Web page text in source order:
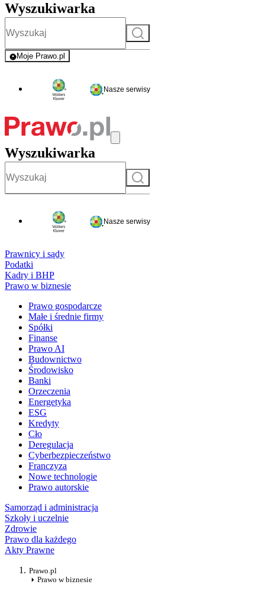
Wyszukiwarka
Szukaj
Moje Prawo.pl
- rejestracja i logowanie do serwisu
Nasze serwisy
Wyszukiwarka
Szukaj
Nasze serwisy
Prawnicy i sądy
Podatki
Kadry i BHP
Prawo w biznesie
Prawo gospodarcze
Małe i średnie firmy
Spółki
Finanse
Prawo AI
Budownictwo
Środowisko
Banki
Orzeczenia
Energetyka
ESG
Kredyty
Cło
Deregulacja
Cyberbezpieczeństwo
Franczyza
Nowe technologie
Prawo autorskie
Samorząd i administracja
Szkoły i uczelnie
Zdrowie
Prawo dla każdego
Akty Prawne
Prawo.pl
Prawo w biznesie